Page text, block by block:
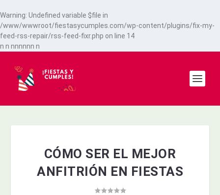
Warning: Undefined variable $file in
/www/wwwroot/fiestasycumples.com/wp-content/plugins/fix-my-
feed-rss-repair/rss-feed-fixr.php on line 14
n n nnnnnn n
CÓMO SER EL MEJOR
ANFITRIÓN EN FIESTAS